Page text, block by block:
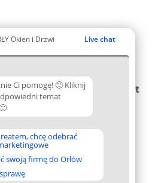
Okien i Drzwi Live chat
Ci pomogę! 🙂 Kliknij
temat
chcę odebrać
swoją firmę do Orłów
Plebiscyt
Lista
Laureatów
Zasady
Regulamin
Prywatności
Kontakt